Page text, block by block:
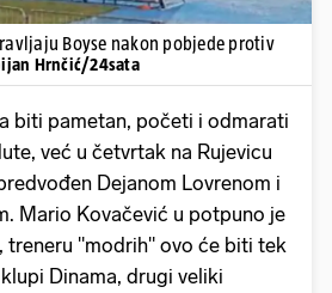
Boyse nakon pobjede protiv
Hrnčić/24sata
biti pametan, početi i odmarati
već u četvrtak na Rujevicu
Dejanom Lovrenom i
Mario Kovačević u potpuno je
"modrih" ovo će biti tek
Dinama, drugi veliki